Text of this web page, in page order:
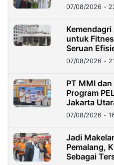
07/08/2026 -
untuk
Seruan
07/08/2026 -
PT MMI
Program
Jakarta
07/08/2026 -
Jadi
Pemalang,
Sebagai